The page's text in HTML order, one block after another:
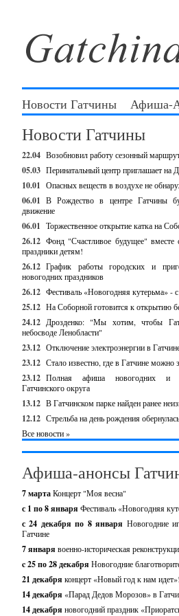
Новости Гатчины Афиша-
Новости Гатчины
22.04 Возобновил работу сезонный
05.03 Перинатальный центр приглашает на
10.01 Опасных веществ в воздухе не
06.01 В Рождество в центре Гатчины
движение
06.01 Торжественное открытие катка на
26.12 Фонд "Счастливое будущее" вместе
праздники детям!
26.12 График работы городских и
новогодних праздников
26.12 Фестиваль «Новогодняя кутерьма» -
25.12 На Соборной готовится к открытию
24.12 Дрозденко: "Мы хотим, чтобы
небосводе Ленобласти"
23.12 Отключение электроэнергии в
23.12 Стало известно, где в Гатчине можно
23.12 Полная афиша новогодних и
Гатчинского округа
13.12 В Гатчинском парке найден ранее
12.12 Стрельба на день рождения
Все новости »
Афиша-анонсы
7 мартаКонцерт "Моя весна"
с 1 по 8 января Фестиваль «Новогодняя
с 24 декабря по 8 января Новогодние
Гатчине
7 января военно-историческая
c 25 по 28 декабря Новогодние
21 декабря концерт «Новый год к нам идет»!
14 декабря «Парад Дедов Морозов» в
14 декабря новогодний праздник